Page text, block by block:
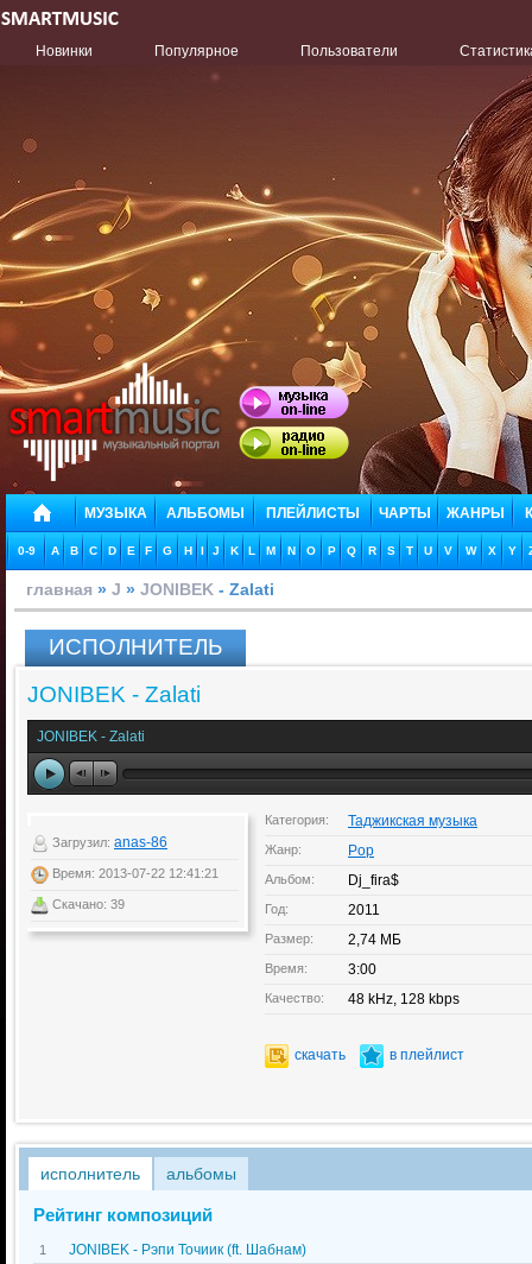
Новинки Популярное Пользователи
МУЗЫКА АЛЬБОМЫ ПЛЕЙЛИСТЫ ЧАРТЫ ЖАНРЫ
0-9 A B C D E F G H I J K L M N O P Q R S T U V W X Y
главная » J » JONIBEK - Zalati
ИСПОЛНИТЕЛЬ
JONIBEK - Zalati
JONIBEK - Zalati
Загрузил: anas-86
Время: 2013-07-22 12:41:21
Скачано: 39
Категория: Таджикская музыка
Жанр: Pop
Альбом: Dj_fira$
Год: 2011
Размер: 2,74 МБ
Время: 3:00
Качество: 48 kHz, 128 kbps
скачать в плейлист
исполнитель альбомы
Рейтинг композиций
1 JONIBEK - Рэпи Точиик (ft. Шабнам)